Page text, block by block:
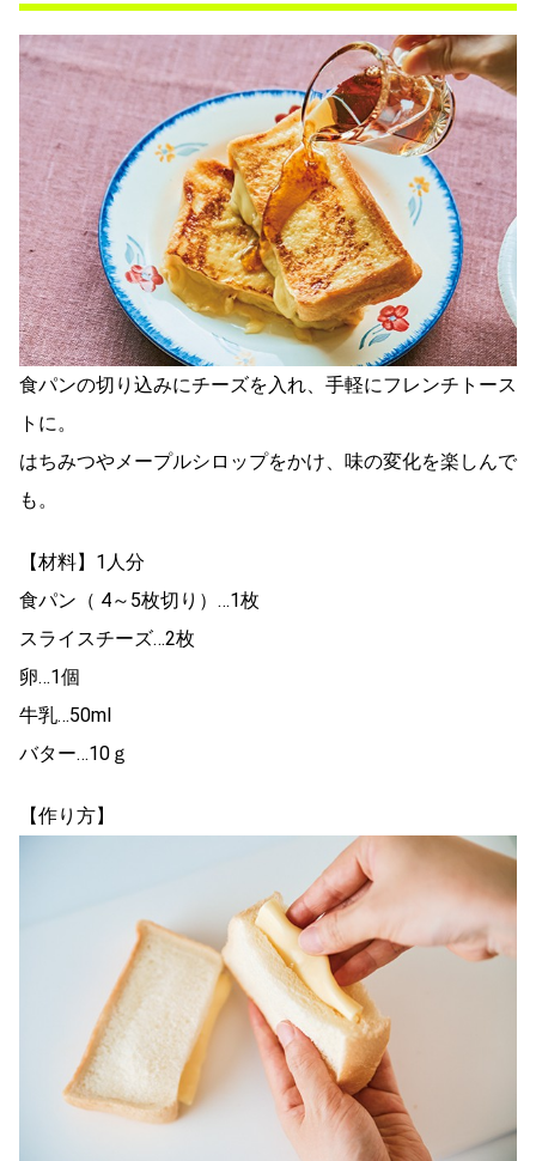
食パンの切り込みにチーズを入れ、手軽にフレンチトース
トに。
はちみつやメープルシロップをかけ、味の変化を楽しんで
も。
【材料】1人分
食パン（ 4～5枚切り）…1枚
スライスチーズ…2枚
卵…1個
牛乳…50ml
バター…10ｇ
【作り方】